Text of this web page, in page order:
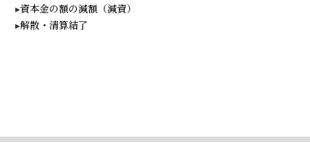
資本金の額の減額（減資）
解散・清算結了